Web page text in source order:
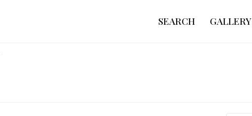
SEARCH GALLERY